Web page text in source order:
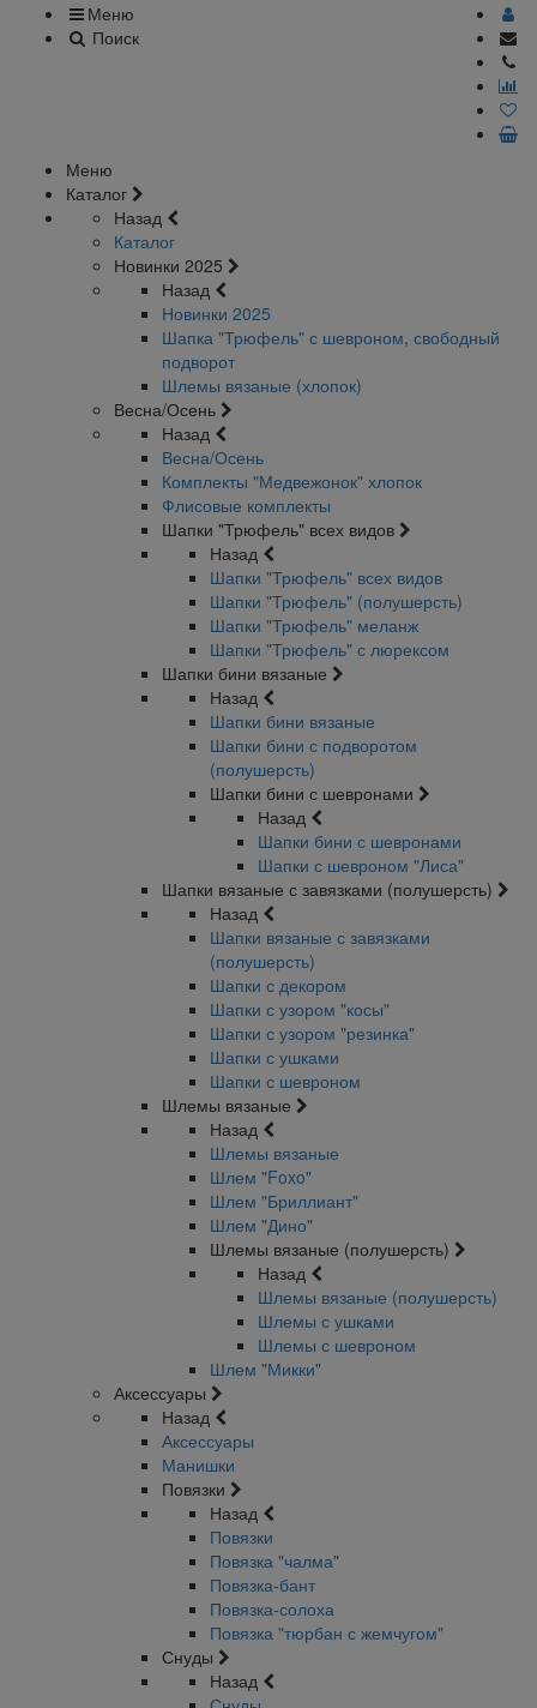
Меню
Поиск
Меню
Каталог
Назад
Каталог
Новинки 2025
Назад
Новинки 2025
Шапка "Трюфель" с шевроном, свободный
подворот
Шлемы вязаные (хлопок)
Весна/Осень
Назад
Весна/Осень
Комплекты "Медвежонок" хлопок
Флисовые комплекты
Шапки "Трюфель" всех видов
Назад
Шапки "Трюфель" всех видов
Шапки "Трюфель" (полушерсть)
Шапки "Трюфель" меланж
Шапки "Трюфель" с люрексом
Шапки бини вязаные
Назад
Шапки бини вязаные
Шапки бини с подворотом
(полушерсть)
Шапки бини с шевронами
Назад
Шапки бини с шевронами
Шапки с шевроном "Лиса"
Шапки вязаные с завязками (полушерсть)
Назад
Шапки вязаные с завязками
(полушерсть)
Шапки с декором
Шапки с узором "косы"
Шапки с узором "резинка"
Шапки с ушками
Шапки с шевроном
Шлемы вязаные
Назад
Шлемы вязаные
Шлем "Foxo"
Шлем "Бриллиант"
Шлем "Дино"
Шлемы вязаные (полушерсть)
Назад
Шлемы вязаные (полушерсть)
Шлемы с ушками
Шлемы с шевроном
Шлем "Микки"
Аксессуары
Назад
Аксессуары
Манишки
Повязки
Назад
Повязки
Повязка "чалма"
Повязка-бант
Повязка-солоха
Повязка "тюрбан с жемчугом"
Снуды
Назад